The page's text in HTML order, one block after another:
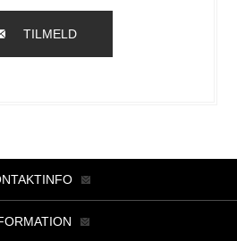
TILMELD